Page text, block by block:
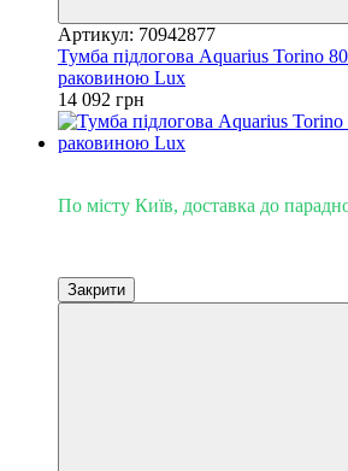
Артикул: 70942877
Тумба підлогова Aquarius Torino
раковиною Lux
14 092 грн
По місту Київ, доставка до
Закрити